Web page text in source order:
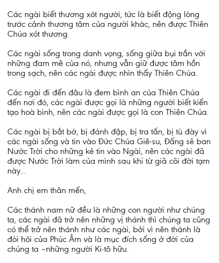
Các ngài biết thương xót người, tức là biết động lòng
trước cảnh thương tâm của người khác, nên được Thiên
Chúa xót thương.
Các ngài sống trong danh vọng, sống giữa bụi trần với
những đam mê của nó, nhưng vẫn giữ được tâm hồn
trong sạch, nên các ngài được nhìn thấy Thiên Chúa.
Các ngài đi đến đâu là đem bình an của Thiên Chúa
đến nơi đó, các ngài được gọi là những người biết kiến
tạo hoà bình, nên các ngài được gọi là con Thiên Chúa.
Các ngài bị bắt bớ, bị đánh đập, bị tra tấn, bị tù đày vì
các ngài sống và tin vào Đức Chúa Giê-su, Đấng sẽ ban
Nước Trời cho những kẻ tin vào Ngài, nên các ngài đã
được Nước Trời làm của mình sau khi từ giã cõi đời tạm
này...
Anh chị em thân mến,
Các thánh nam nữ đều là những con người như chúng
ta, các ngài đã trở nên những vị thánh thì chúng ta cũng
có thể trở nên thánh như các ngài, bởi vì nên thánh là
đòi hỏi của Phúc Âm và là mục đích sống ở đời của
chúng ta –những người Ki-tô hữu.